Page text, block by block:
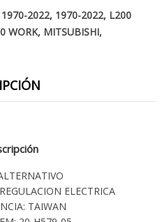
1970-2022, 1970-2022, L200
WORK, MITSUBISHI,
ELECTRICA
TAIWAN